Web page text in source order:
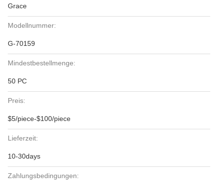
Grace
Modellnummer:
G-70159
Mindestbestellmenge:
50 PC
Preis:
$5/piece-$100/piece
Lieferzeit:
10-30days
Zahlungsbedingungen: